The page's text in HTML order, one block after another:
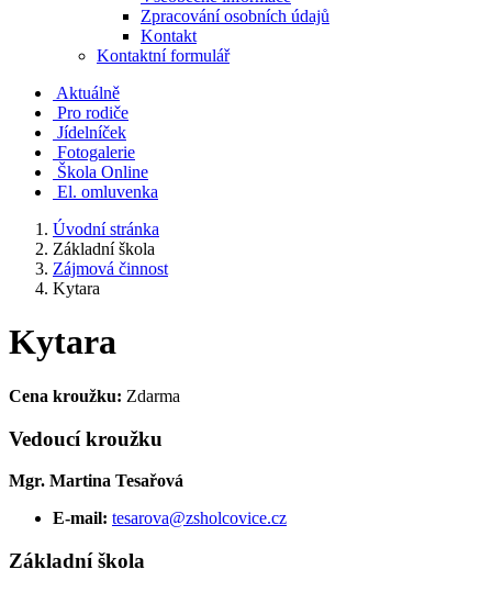
Zpracování osobních údajů
Kontakt
Kontaktní formulář
Aktuálně
Pro rodiče
Jídelníček
Fotogalerie
Škola Online
El. omluvenka
Úvodní stránka
Základní škola
Zájmová činnost
Kytara
Kytara
Cena kroužku: Zdarma
Vedoucí kroužku
Mgr. Martina Tesařová
E-mail: tesarova@zsholcovice.cz
Základní škola